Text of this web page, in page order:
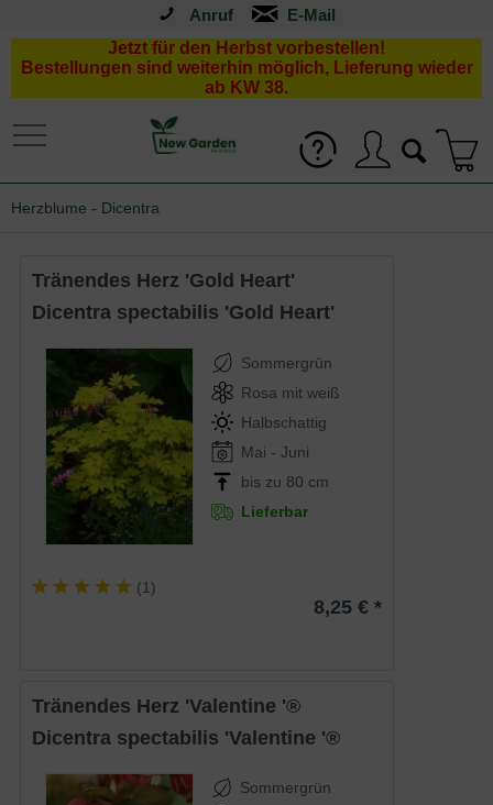
Anruf
Jetzt für den Herbst vorbestellen!
Bestellungen sind weiterhin möglich, Lieferung wieder
ab KW 38.
Herzblume - Dicentra
Tränendes Herz 'Gold Heart'
Dicentra spectabilis 'Gold Heart'
Sommergrün
Rosa mit weiß
Halbschattig
Mai - Juni
bis zu 80 cm
Lieferbar
(1)
8,25 € *
Tränendes Herz 'Valentine '®
Dicentra spectabilis 'Valentine '®
Sommergrün